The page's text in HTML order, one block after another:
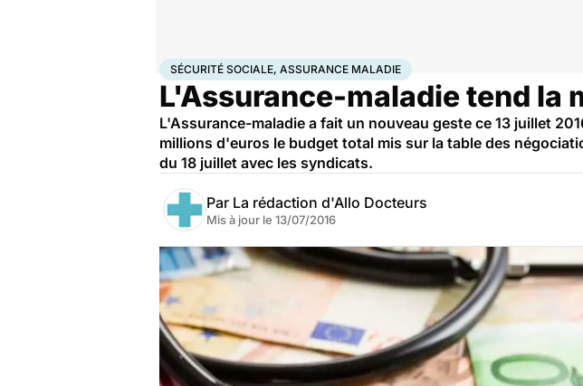
AccueilSanté Sécurité sociale, assurance maladie
SÉCURITÉ SOCIALE, ASSURANCE MALADIE
L'Assurance-maladie tend la
L'Assurance-maladie a fait un nouveau geste ce 13 juillet
millions d'euros le budget total mis sur la table des
du 18 juillet avec les syndicats.
Par La rédaction d'Allo Docteurs
Mis à jour le 13/07/2016